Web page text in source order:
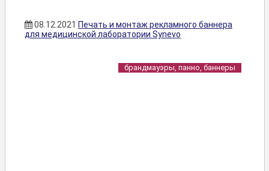
08.12.2021 Печать и монтаж рекламного баннера
для медицинской лаборатории Synevo
брандмауэры, панно, баннеры